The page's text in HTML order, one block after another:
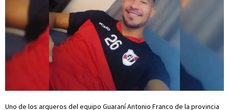
Uno de los arqueros del equipo Guaraní Antonio Franco de la provincia